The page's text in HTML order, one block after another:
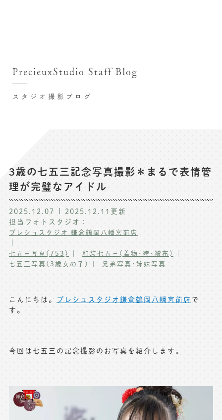
七五三お参り用着物レンタル
お宮参り写真撮影
ハーフバースデー撮影
卒業袴･卒業写真撮影
入園入学･卒園卒業記念撮影
ハーフ成人式･10歳の祝い記念撮影
家族写真･記念写真撮影
マタニティフォト撮影
フレンド記念撮影
記念撮影コラム
よくある質問
写真商品一覧
お祝いギフトカード
お問い合わせ窓口
店舗情報についてはお手数ですが
各店舗までお問い合わせください
スタジオ撮影ブログ
PrecieuxStudio Staff Blog
3歳の七五三記念写真撮影＊まるで表情管
理が完璧なアイドル
2025.12.07 2025.12.11 更新
担当フォトスタジオ：
プレシュスタジオ 鎌倉鶴岡八幡宮前店
｜
七五三写真(753)
和装七五三(着物･袴･被布)
七五三写真(3歳女の子)
兄弟写真･姉妹写真
こんにちは。 プレシュスタジオ鎌倉鶴岡八幡宮前店 で
す。
今回は七五三の記念撮影のお写真を紹介します。